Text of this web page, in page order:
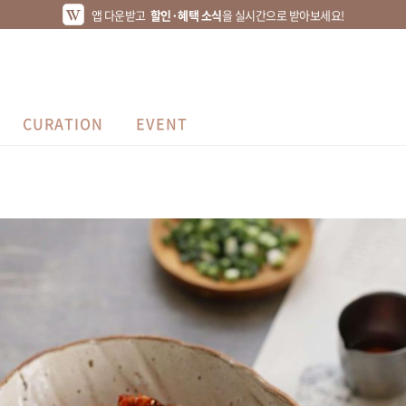
앱 다운받고 할인·혜택 소식을 실시간으로 받아보세요!
CURATION EVENT